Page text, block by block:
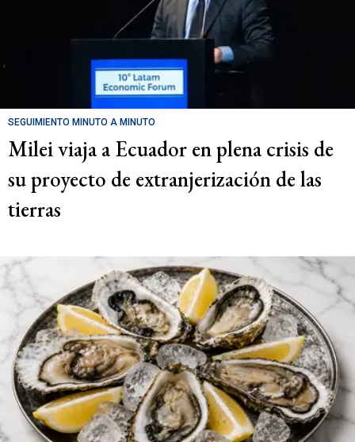
SEGUIMIENTO MINUTO A MINUTO
Milei viaja a Ecuador en plena crisis de
su proyecto de extranjerización de las
tierras